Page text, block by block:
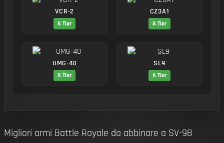
VCR-2
A Tier
CZ3A1
A Tier
UMG-40
A Tier
SL9
A Tier
Migliori armi Battle Royale da abbinare a SV-98